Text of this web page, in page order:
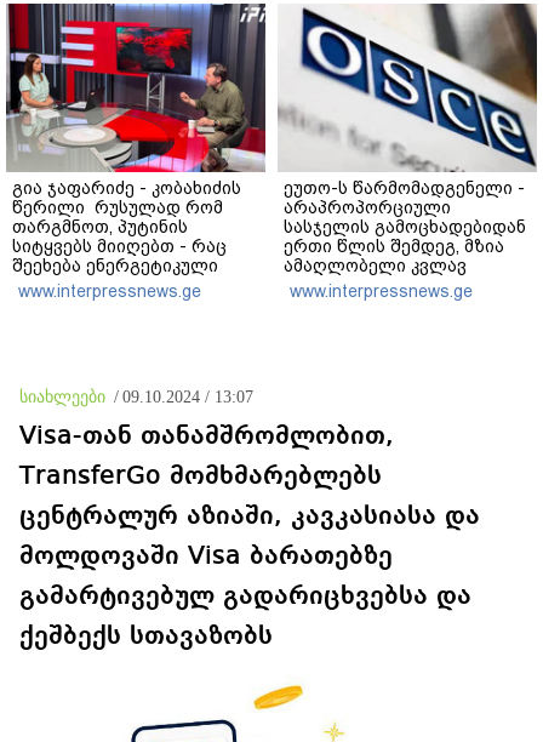
გია ჯაფარიძე - კობახიძის
წერილი რუსულად რომ
თარგმნოთ, პუტინის
სიტყვებს მიიღებთ - რაც
შეეხება ენერგეტიკული
სისტემის პრობლემას,
ნამდვილად ვაპირებ
www.interpressnews.ge
ეუთო-ს წარმომადგენელი -
არაპროპორციული
სასჯელის გამოცხადებიდან
ერთი წლის შემდეგ, მზია
ამაღლობელი კვლავ
პატიმრობაში რჩება -
მოვუწოდებ საქართველოს
www.interpressnews.ge
სიახლეები / 09.10.2024 / 13:07
Visa-თან თანამშრომლობით,
TransferGo მომხმარებლებს
ცენტრალურ აზიაში, კავკასიასა და
მოლდოვაში Visa ბარათებზე
გამარტივებულ გადარიცხვებსა და
ქეშბექს სთავაზობს